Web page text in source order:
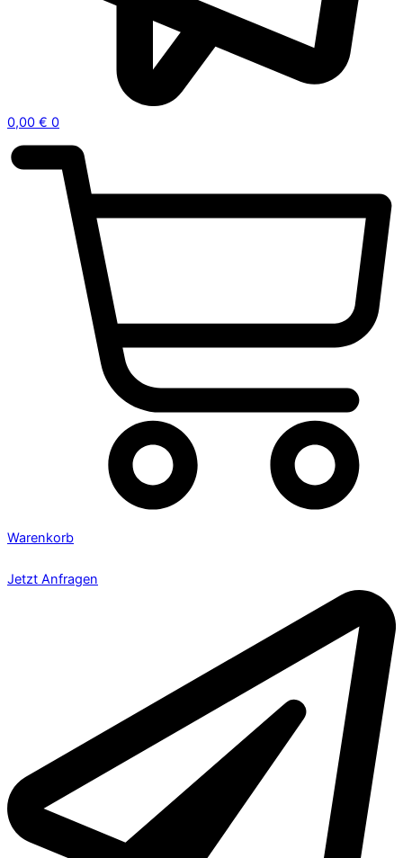
0,00 € 0
Warenkorb
Jetzt Anfragen